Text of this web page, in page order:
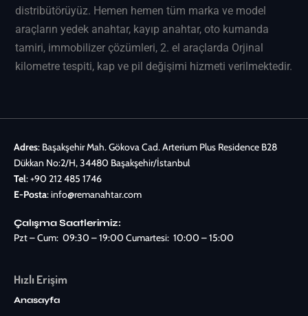
distribütörüyüz. Hemen hemen tüm marka ve model
araçların yedek anahtar, kayıp anahtar, oto kumanda
tamiri, immobilizer çözümleri, 2. el araçlarda Orjinal
kilometre tespiti, kap ve pil değişimi hizmeti verilmektedir.
Adres: Başakşehir Mah. Gökova Cad. Arterium Plus Residence B28
Dükkan No:2/H, 34480 Başakşehir/İstanbul
Tel:+90 212 485 1746
E-Posta:info@remanahtar.com
Çalışma Saatlerimiz:
Pzt – Cum: 09:30 – 19:00 Cumartesi: 10:00 – 15:00
Hızlı Erişim
Anasayfa